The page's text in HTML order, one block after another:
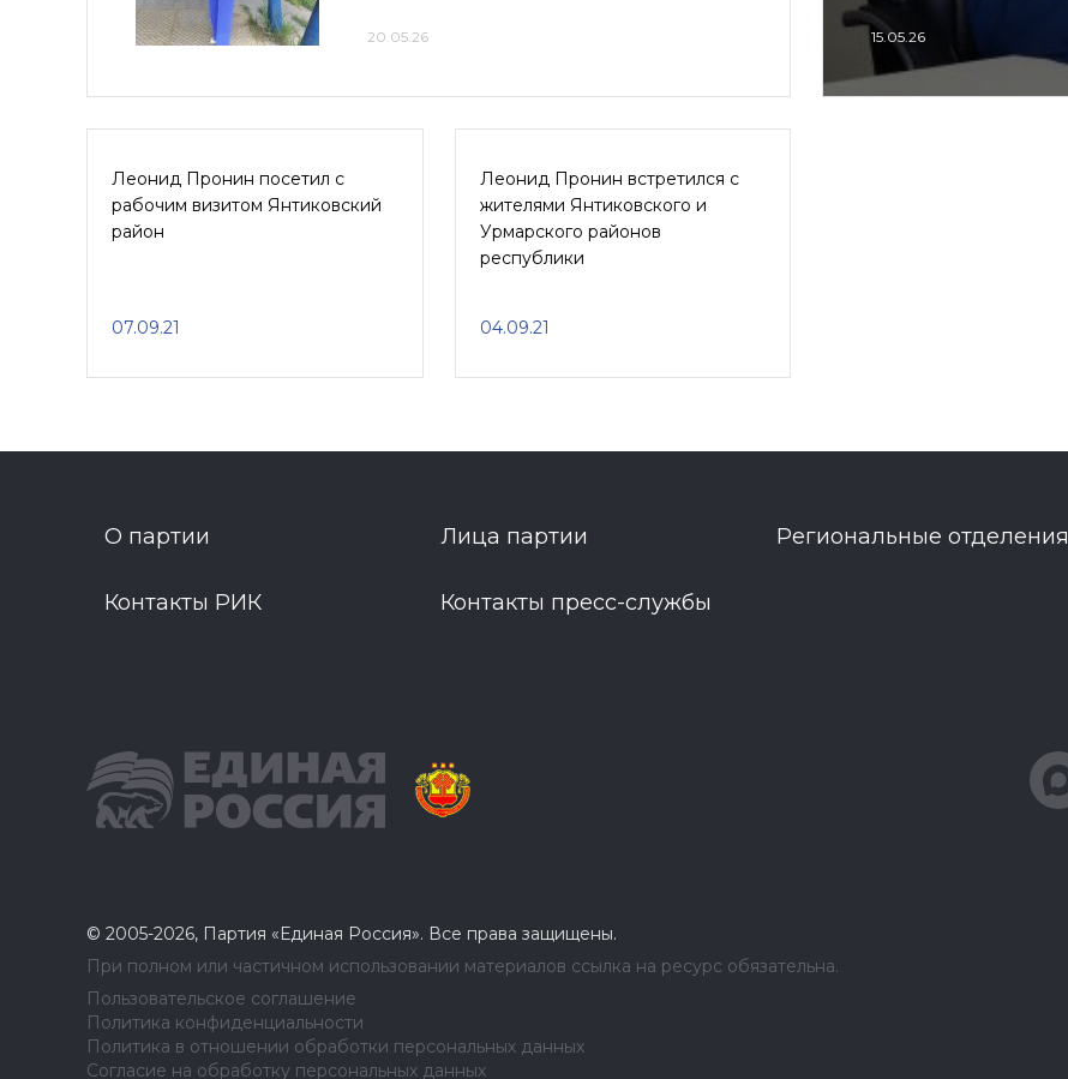
20.05.26 15.05.26
Леонид Пронин посетил с
рабочим визитом Янтиковский
район
07.09.21
Леонид Пронин встретился с
жителями Янтиковского и
Урмарского районов
республики
04.09.21
О партии Лица партии Региональные отделения
Контакты РИК Контакты пресс-службы
© 2005-2026, Партия «Единая Россия». Все права защищены.
При полном или частичном использовании материалов ссылка на ресурс обязательна.
Пользовательское соглашение
Политика конфиденциальности
Политика в отношении обработки персональных данных
Согласие на обработку персональных данных